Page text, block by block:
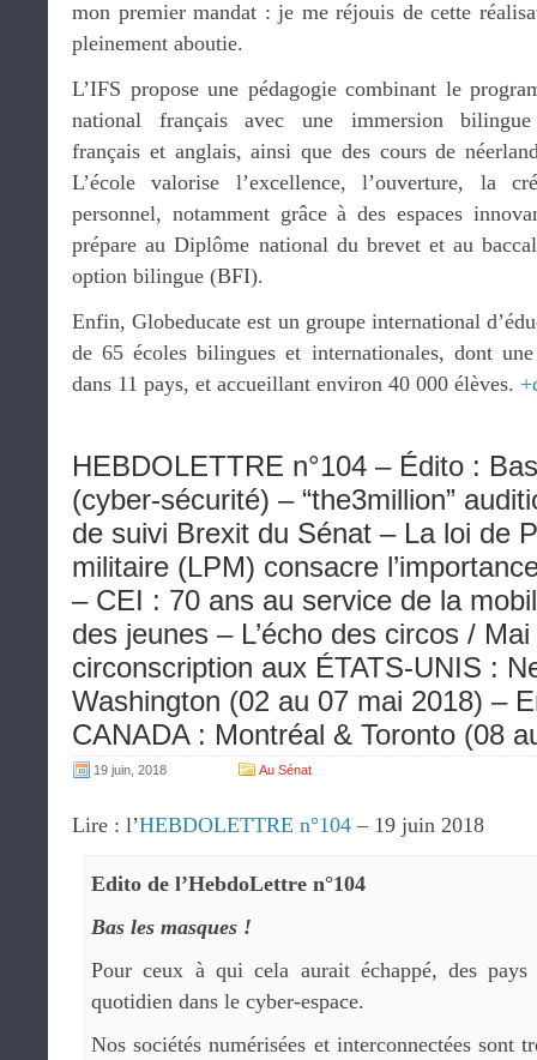
mon premier mandat : je me réjouis de cette
pleinement aboutie.
L’IFS propose une pédagogie combinant le
national français avec une immersion
français et anglais, ainsi que des cours de
L’école valorise l’excellence, l’ouverture, la
personnel, notamment grâce à des espaces
prépare au Diplôme national du brevet et au
option bilingue (BFI).
Enfin, Globeducate est un groupe international
de 65 écoles bilingues et internationales, dont
dans 11 pays, et accueillant environ 40 000 élèves.
HEBDOLETTRE n°104 – Édito :
(cyber-sécurité) – “the3million”
de suivi Brexit du Sénat – La loi de
militaire (LPM) consacre
– CEI : 70 ans au service de la
des jeunes – L’écho des circos /
circonscription aux ÉTATS-UNIS :
Washington (02 au 07 mai 2018) –
CANADA : Montréal & Toronto (08
19 juin, 2018 Au Sénat
Lire : l’HEBDOLETTRE n°104 – 19 juin 2018
Edito de l’HebdoLettre n°104
Bas les masques !
Pour ceux à qui cela aurait échappé, des
quotidien dans le cyber-espace.
Nos sociétés numérisées et interconnectées sont